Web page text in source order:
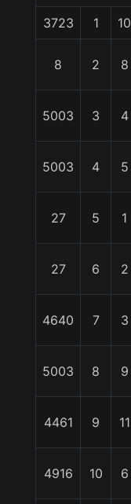
3723 1 10
8 2 8
5003 3 4
5003 4 5
27 5 1
27 6 2
4640 7 3
5003 8 9
4461 9 11
4916 10 6